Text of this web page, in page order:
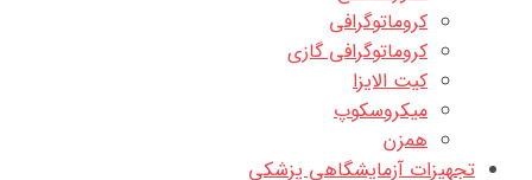
کروماتوگرافی
کروماتوگرافی گازی
کیت الایزا
میکروسکوپ
همزن
تجهیزات آزمایشگاهی پزشکی